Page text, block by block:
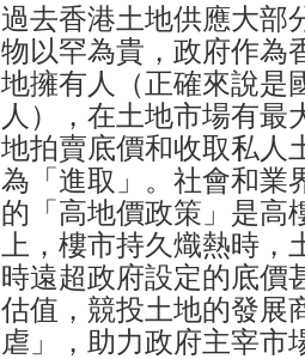
過去香港土地供應大部
物以罕為貴，政府作為
地擁有人（正確來說是
人），在土地市場有最
地拍賣底價和收取私人
為「進取」。社會和業
的「高地價政策」是高
上，樓市持久熾熱時
時遠超政府設定的底價
估值，競投土地的發展
虐」，助力政府主宰市